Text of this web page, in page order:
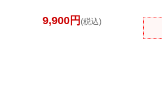
9,900円 (税込)